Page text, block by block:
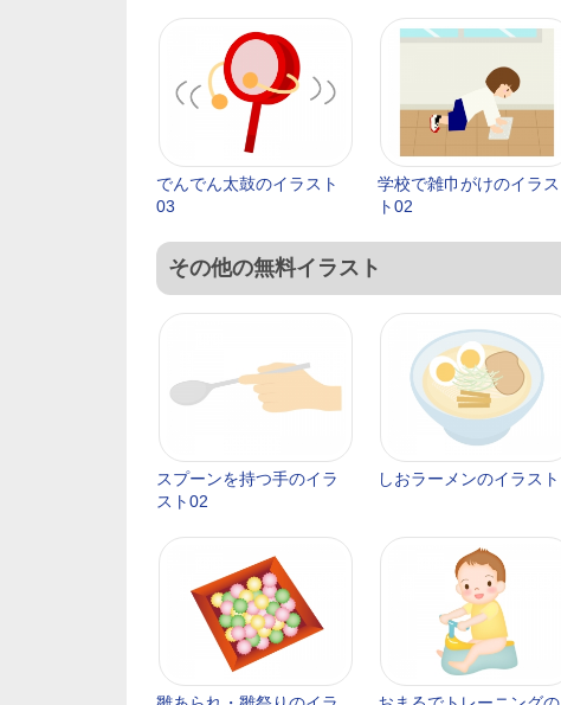
でんでん太鼓のイラスト
03
学校で雑巾がけのイラス
ト02
その他の無料イラスト
スプーンを持つ手のイラ
スト02
しおラーメンのイラスト